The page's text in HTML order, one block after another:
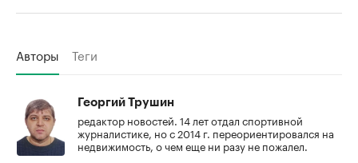
Авторы Теги
Георгий Трушин
редактор новостей. 14 лет отдал спортивной
журналистике, но с 2014 г. переориентировался на
недвижимость, о чем еще ни разу не пожалел.